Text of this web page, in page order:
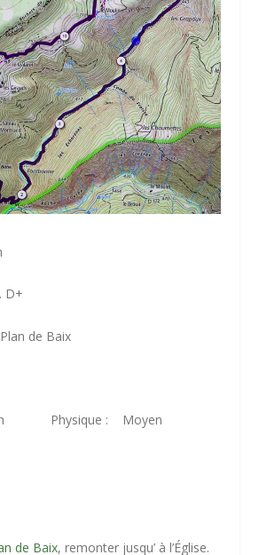
D+
de Baix
Physique : Moyen
de Baix, remonter jusqu’ à l’Église.